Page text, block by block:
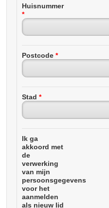
Huisnummer
*
Postcode*
Stad*
Ik ga
akkoord met
de
verwerking
van mijn
persoonsgegevens
voor het
aanmelden
als nieuw lid